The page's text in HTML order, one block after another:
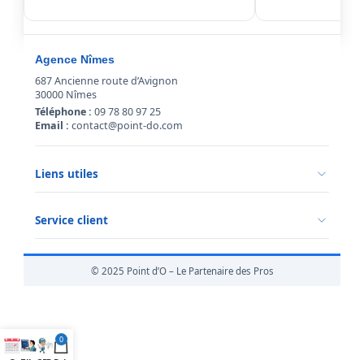
Agence Nîmes
687 Ancienne route d’Avignon
30000 Nîmes
Téléphone : 09 78 80 97 25
Email : contact@point-do.com
Liens utiles
Conditions générales de vente
Mentions légales
Service client
Informations livraison© 2025 Point d’O – Le Partenaire des Pros
0